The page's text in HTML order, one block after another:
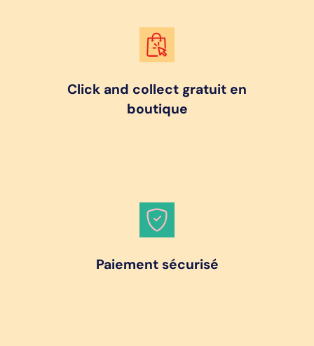
Click and collect gratuit en
boutique
Paiement sécurisé